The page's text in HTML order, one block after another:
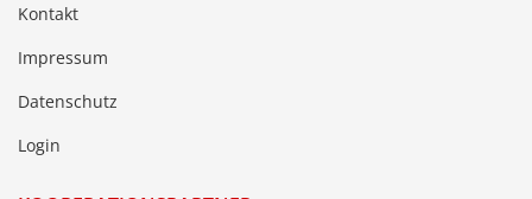
Kontakt
Impressum
Datenschutz
Login